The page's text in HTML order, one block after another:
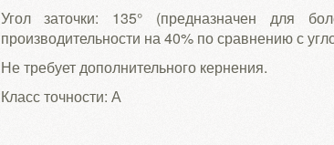
Угол заточки: 135° (предназначен для
производительности на 40% по сравнению с
Не требует дополнительного кернения.
Класс точности: А